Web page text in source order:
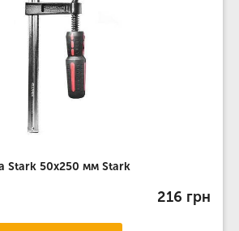
Stark 50x250 мм Stark
216 грн